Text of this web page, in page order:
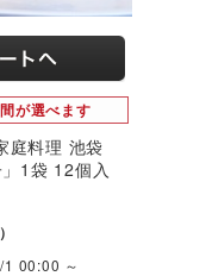
が選べます
庭料理 池袋
1袋 12個入
00:00 ～